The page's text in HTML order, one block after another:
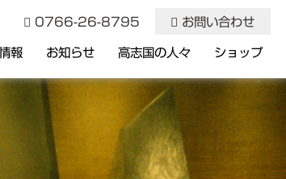
0766-26-8795 お問い合わせ
報 お知らせ 高志国の人々 ショップ